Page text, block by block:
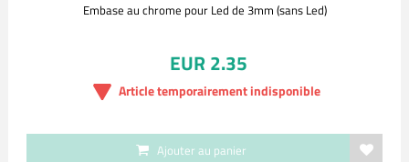
Embase au chrome pour Led de 3mm (sans Led)
EUR 2.35
Article temporairement indisponible
Ajouter au panier